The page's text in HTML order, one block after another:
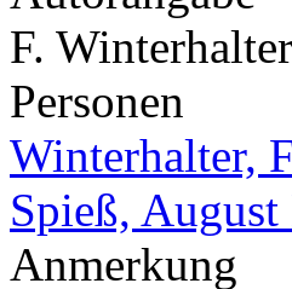
F.
Personen
Winterhalter,
Spieß,
Anmerkung